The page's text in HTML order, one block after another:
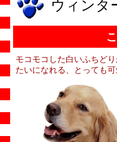
ウィンタ
モコモコした白いふちど
たいになれる、とっても